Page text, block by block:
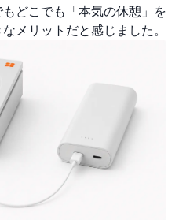
どこでも「本気の休憩」を
メリットだと感じました。